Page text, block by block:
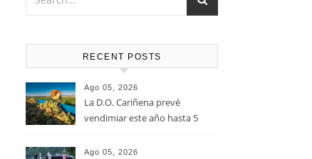
RECENT POSTS
Ago 05, 2026
La D.O. Cariñena prevé
vendimiar este año hasta 5
que en 2025
Ago 05, 2026